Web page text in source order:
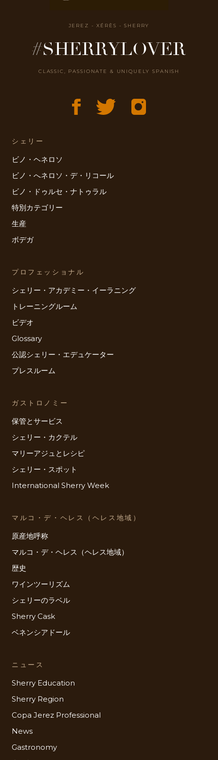
JEREZ - XÉRÈS - SHERRY
#SHERRYLOVER
CLASSIC, PASSIONATE & UNIQUELY SPANISH
シェリー
ビノ・ヘネロソ
ビノ・へネロソ・デ・リコール
ビノ・ドゥルセ・ナトゥラル
特別カテゴリー
生産
ボデガ
プロフェッショナル
シェリー・アカデミー・イーラニング
トレーニングルーム
ビデオ
Glossary
公認シェリー・エデュケーター
プレスルーム
ガストロノミー
保管とサービス
シェリー・カクテル
マリーアジュとレシピ
シェリー・スポット
International Sherry Week
マルコ・デ・ヘレス（ヘレス地域）
原産地呼称
マルコ・デ・ヘレス（ヘレス地域）
歴史
ワインツーリズム
シェリーのラベル
Sherry Cask
ベネンシアドール
ニュース
Sherry Education
Sherry Region
Copa Jerez Professional
News
Gastronomy